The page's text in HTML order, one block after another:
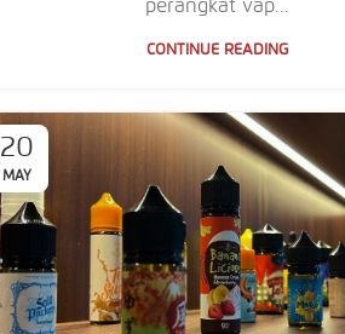
perangkat vap...
CONTINUE READING
20
MAY